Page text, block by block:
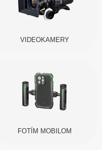
VIDEOKAMERY
FOTÍM MOBILOM